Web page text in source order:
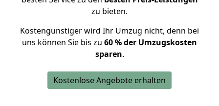
zu bieten.
Kostengünstiger wird Ihr Umzug nicht, denn bei
uns können Sie bis zu 60 % der Umzugskosten
sparen.
Kostenlose Angebote erhalten